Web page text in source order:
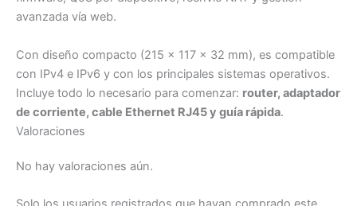
avanzada vía web.
Con diseño compacto (215 × 117 × 32 mm), es compatible
con IPv4 e IPv6 y con los principales sistemas operativos.
Incluye todo lo necesario para comenzar: router, adaptador
de corriente, cable Ethernet RJ45 y guía rápida.
Valoraciones
No hay valoraciones aún.